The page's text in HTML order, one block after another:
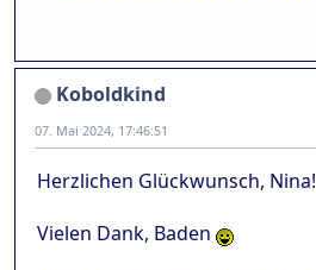
Koboldkind
07. Mai 2024, 17:46:51
Herzlichen Glückwunsch, Nina!
Vielen Dank, Baden